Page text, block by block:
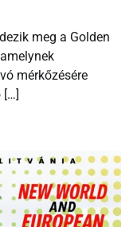
meg a Golden
mérkőzésére
[…]